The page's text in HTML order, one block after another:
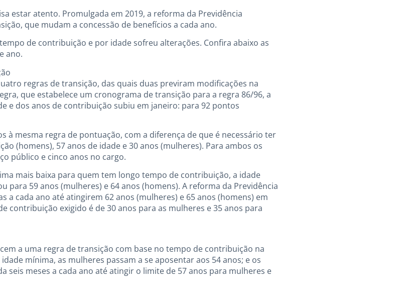
estar atento. Promulgada em 2019, a reforma da Previdência
que mudam a concessão de benefícios a cada ano.
de contribuição e por idade sofreu alterações. Confira abaixo as
ano.
regras de transição, das quais duas previram modificações na
que estabelece um cronograma de transição para a regra 86/96, a
e dos anos de contribuição subiu em janeiro: para 92 pontos
à mesma regra de pontuação, com a diferença de que é necessário ter
(homens), 57 anos de idade e 30 anos (mulheres). Para ambos os
público e cinco anos no cargo.
mais baixa para quem tem longo tempo de contribuição, a idade
para 59 anos (mulheres) e 64 anos (homens). A reforma da Previdência
a cada ano até atingirem 62 anos (mulheres) e 65 anos (homens) em
contribuição exigido é de 30 anos para as mulheres e 35 anos para
a uma regra de transição com base no tempo de contribuição na
mínima, as mulheres passam a se aposentar aos 54 anos; e os
seis meses a cada ano até atingir o limite de 57 anos para mulheres e